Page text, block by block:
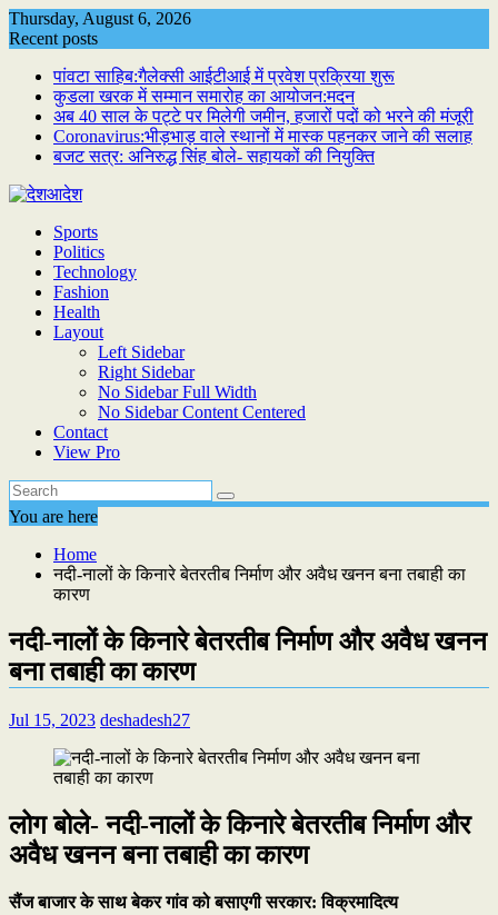
Skip
to
Thursday, August 6, 2026
Recent posts
पांवटा साहिब:गैलेक्सी आईटीआई में प्रवेश प्रक्रिया शुरू
कुडला खरक में सम्मान समारोह का आयोजन:मदन
अब 40 साल के पट्टे पर मिलेगी जमीन, हजारों पदों को भरने की मंजूरी
Coronavirus:भीड़भाड़ वाले स्थानों में मास्क पहनकर जाने की सलाह
बजट सत्र: अनिरुद्ध सिंह बोले- सहायकों की नियुक्ति
Sports
Politics
Technology
Fashion
Health
Layout
Left Sidebar
Right Sidebar
No Sidebar Full Width
No Sidebar Content Centered
Contact
View Pro
You are here
Home
नदी-नालों के किनारे बेतरतीब निर्माण और अवैध खनन बना तबाही का
कारण
नदी-नालों के किनारे बेतरतीब निर्माण और अवैध खनन
बना तबाही का कारण
Jul 15, 2023 deshadesh27
लोग बोले- नदी-नालों के किनारे बेतरतीब निर्माण और
अवैध खनन बना तबाही का कारण
सैंज बाजार के साथ बेकर गांव को बसाएगी सरकार: विक्रमादित्य